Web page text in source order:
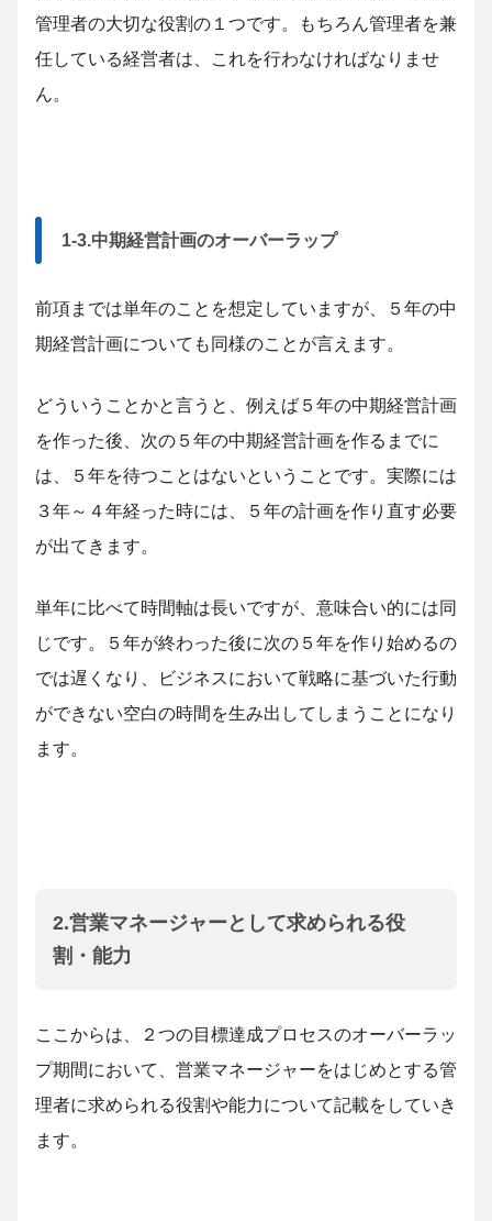
管理者の大切な役割の１つです。もちろん管理者を兼
任している経営者は、これを行わなければなりませ
ん。
1-3.中期経営計画のオーバーラップ
前項までは単年のことを想定していますが、５年の中
期経営計画についても同様のことが言えます。
どういうことかと言うと、例えば５年の中期経営計画
を作った後、次の５年の中期経営計画を作るまでに
は、５年を待つことはないということです。実際には
３年～４年経った時には、５年の計画を作り直す必要
が出てきます。
単年に比べて時間軸は長いですが、意味合い的には同
じです。５年が終わった後に次の５年を作り始めるの
では遅くなり、ビジネスにおいて戦略に基づいた行動
ができない空白の時間を生み出してしまうことになり
ます。
2.営業マネージャーとして求められる役
割・能力
ここからは、２つの目標達成プロセスのオーバーラッ
プ期間において、営業マネージャーをはじめとする管
理者に求められる役割や能力について記載をしていき
ます。